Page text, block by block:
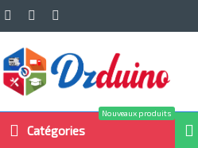
Catégories
Nouveaux produits